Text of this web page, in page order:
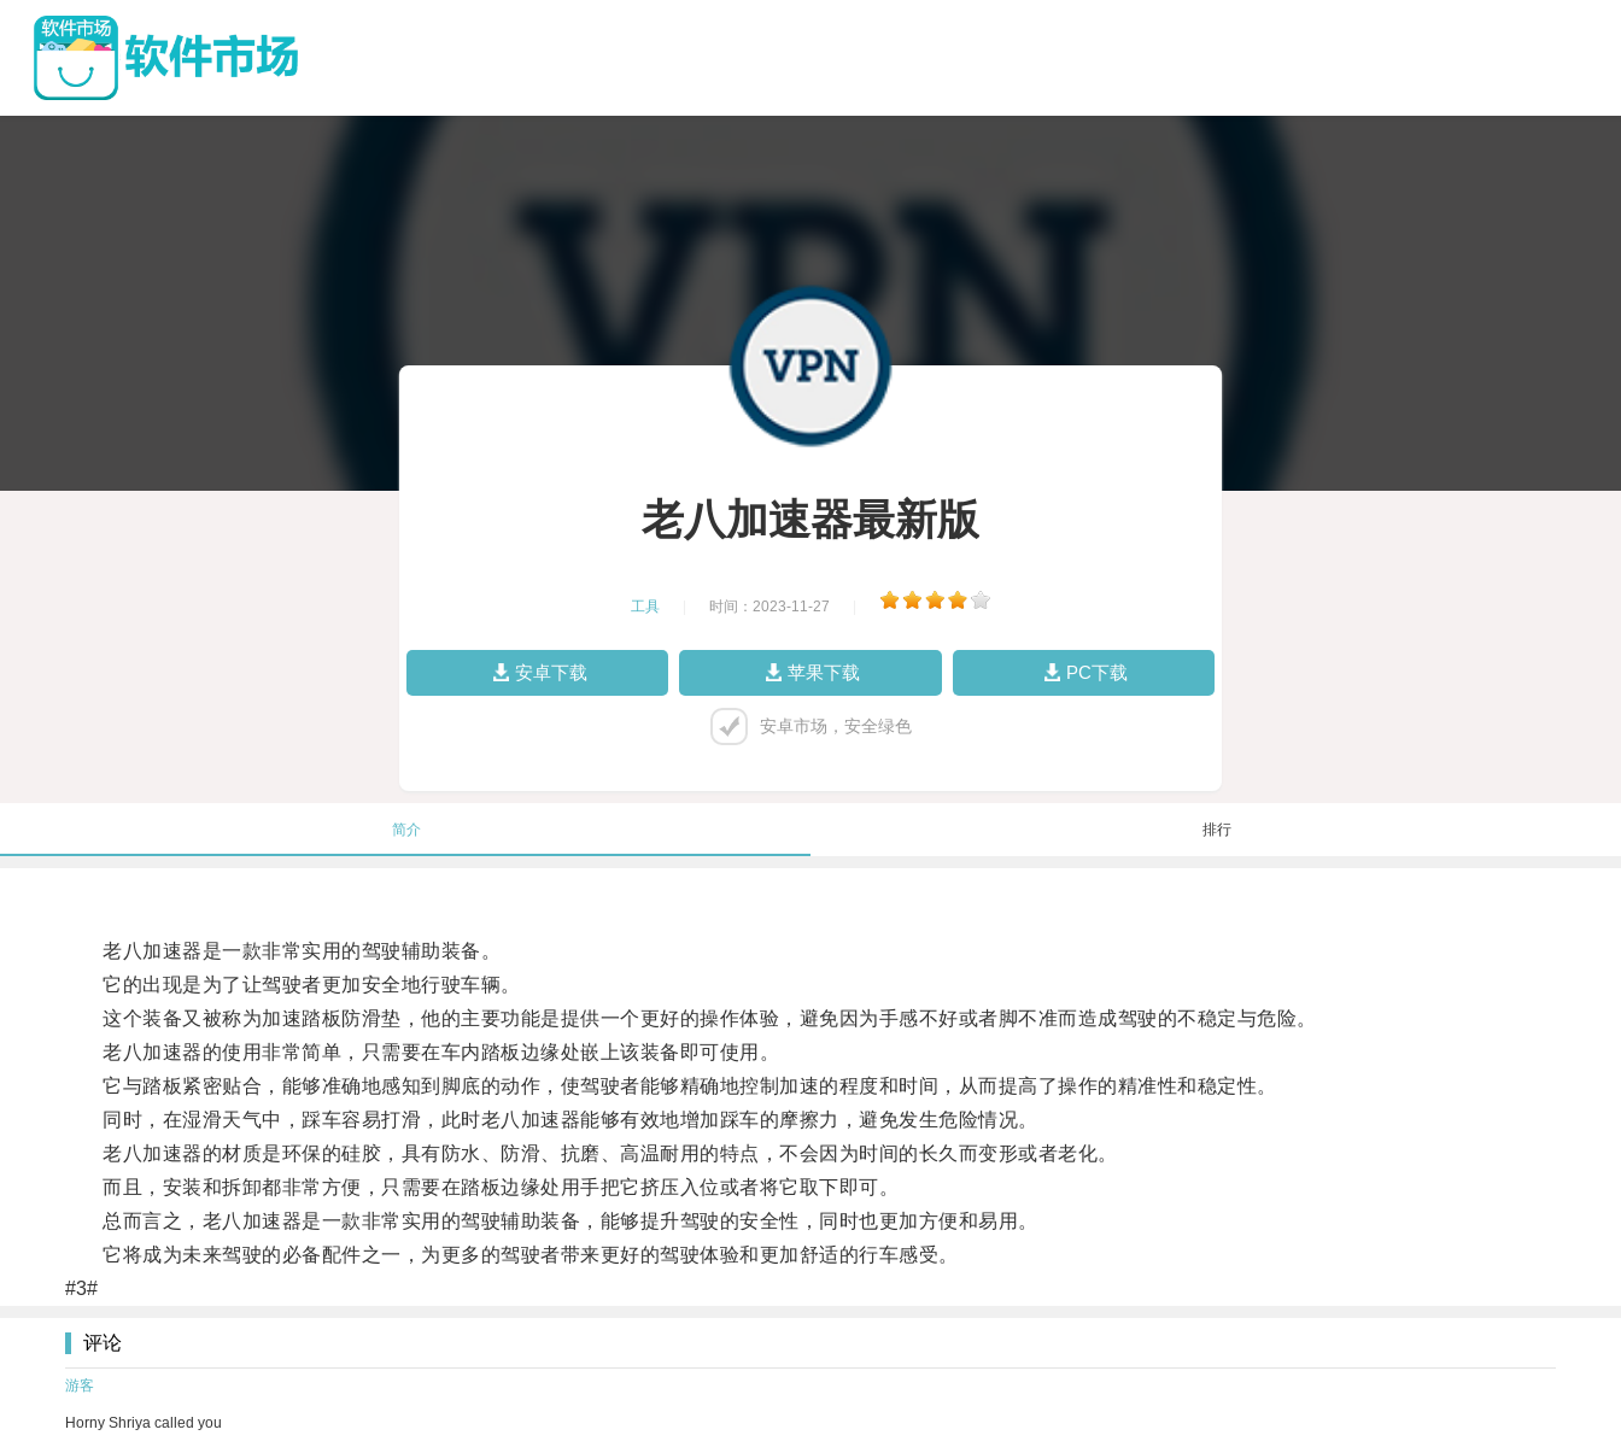
老八加速器最新版
工具 时间：2023-11-27
安卓下载 苹果下载 PC下载
安卓市场，安全绿色
简介 排行
老八加速器是一款非常实用的驾驶辅助装备。
它的出现是为了让驾驶者更加安全地行驶车辆。
这个装备又被称为加速踏板防滑垫，他的主要功能是提供一个更好的操作体验，避免因为手感不好或者脚不准而造成驾驶的不稳定与危险。
老八加速器的使用非常简单，只需要在车内踏板边缘处嵌上该装备即可使用。
它与踏板紧密贴合，能够准确地感知到脚底的动作，使驾驶者能够精确地控制加速的程度和时间，从而提高了操作的精准性和稳定性。
同时，在湿滑天气中，踩车容易打滑，此时老八加速器能够有效地增加踩车的摩擦力，避免发生危险情况。
老八加速器的材质是环保的硅胶，具有防水、防滑、抗磨、高温耐用的特点，不会因为时间的长久而变形或者老化。
而且，安装和拆卸都非常方便，只需要在踏板边缘处用手把它挤压入位或者将它取下即可。
总而言之，老八加速器是一款非常实用的驾驶辅助装备，能够提升驾驶的安全性，同时也更加方便和易用。
它将成为未来驾驶的必备配件之一，为更多的驾驶者带来更好的驾驶体验和更加舒适的行车感受。
#3#
评论
游客
Horny Shriya called you